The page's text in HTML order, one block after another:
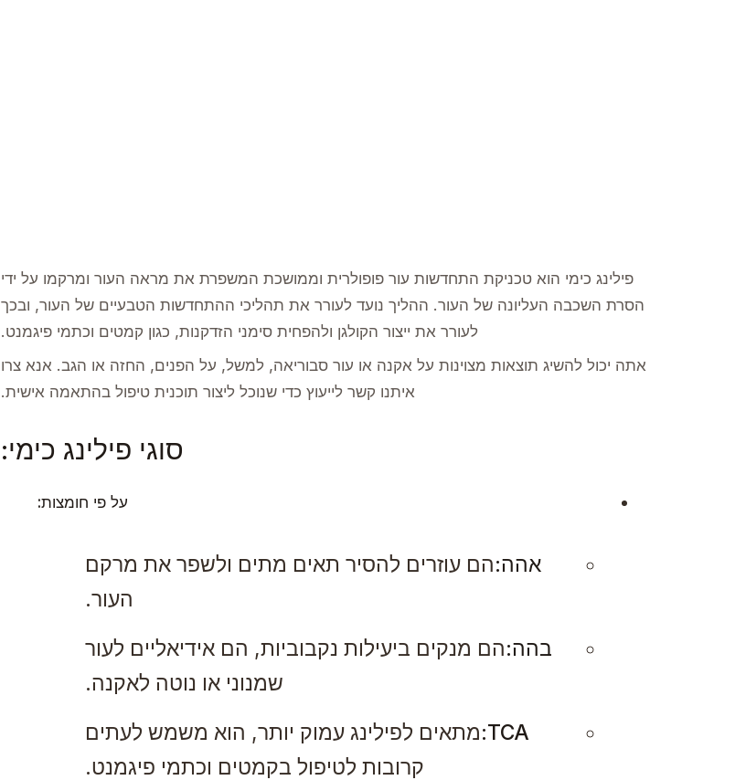
פילינג כימי הוא טכניקת התחדשות עור פופולרית וממושכת המשפרת את מראה העור ומרקמו על ידי
הסרת השכבה העליונה של העור. ההליך נועד לעורר את תהליכי ההתחדשות הטבעיים של העור, ובכך
לעורר את ייצור הקולגן ולהפחית סימני הזדקנות, כגון קמטים וכתמי פיגמנט.
אתה יכול להשיג תוצאות מצוינות על אקנה או עור סבוריאה, למשל, על הפנים, החזה או הגב. אנא צרו
איתנו קשר לייעוץ כדי שנוכל ליצור תוכנית טיפול בהתאמה אישית.
סוגי פילינג כימי:
על פי חומצות:
אהה:הם עוזרים להסיר תאים מתים ולשפר את מרקם
העור.
בהה:הם מנקים ביעילות נקבוביות, הם אידיאליים לעור
שמנוני או נוטה לאקנה.
TCA: מתאים לפילינג עמוק יותר, הוא משמש לעתים
קרובות לטיפול בקמטים וכתמי פיגמנט.